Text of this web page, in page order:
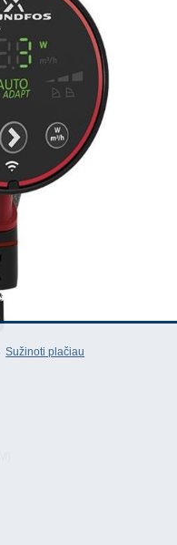
Sužinoti plačiau